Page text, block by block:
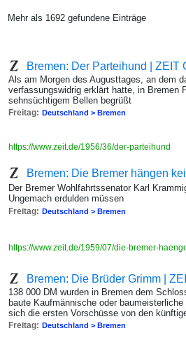
Mehr als 1692 gefundene Einträge
Bremen: Der Parteihund | ZEIT
Als am Morgen des Augusttages, an dem
verfassungswidrig erklärt hatte, in Bremen
sehnsüchtigem Bellen begrüßt
Freitag: Deutschland > Bremen
https://www.zeit.de/1956/36/der-parteihund
Bremen: Die Bremer hängen
Der Bremer Wohlfahrtssenator Karl
Ungemach erdulden müssen
Freitag: Deutschland > Bremen
https://www.zeit.de/1959/07/die-bremer-
Bremen: Die Brüder Grimm |
138 000 DM wurden in Bremen dem
baute Kaufmännische oder
sich die ersten Vorschüsse von den
Freitag: Deutschland > Bremen